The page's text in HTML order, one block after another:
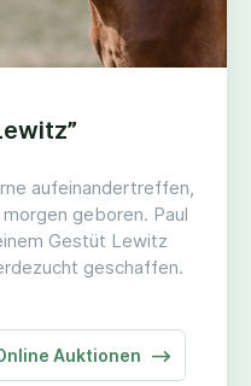
aufeinandertreffen,
geboren. Paul
Gestüt Lewitz
geschaffen.
Auktionen